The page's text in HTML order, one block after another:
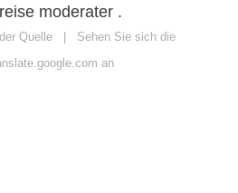
moderater .
Quelle | Sehen Sie sich die
an